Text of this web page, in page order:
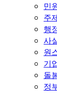
민
주
행
사
원
기
돌
정